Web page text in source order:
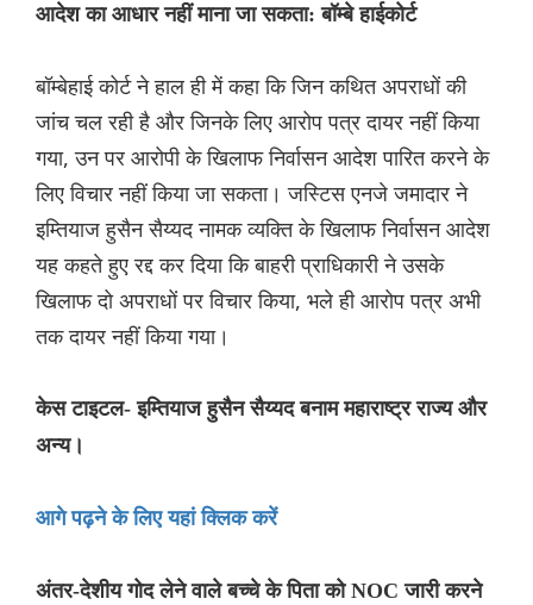
आदेश का आधार नहीं माना जा सकता: बॉम्बे हाईकोर्ट
बॉम्बेहाई कोर्ट ने हाल ही में कहा कि जिन कथित अपराधों की
जांच चल रही है और जिनके लिए आरोप पत्र दायर नहीं किया
गया, उन पर आरोपी के खिलाफ निर्वासन आदेश पारित करने के
लिए विचार नहीं किया जा सकता। जस्टिस एनजे जमादार ने
इम्तियाज हुसैन सैय्यद नामक व्यक्ति के खिलाफ निर्वासन आदेश
यह कहते हुए रद्द कर दिया कि बाहरी प्राधिकारी ने उसके
खिलाफ दो अपराधों पर विचार किया, भले ही आरोप पत्र अभी
तक दायर नहीं किया गया।
केस टाइटल- इम्तियाज हुसैन सैय्यद बनाम महाराष्ट्र राज्य और
अन्य।
आगे पढ़ने के लिए यहां क्लिक करें
अंतर-देशीय गोद लेने वाले बच्चे के पिता को NOC जारी करने